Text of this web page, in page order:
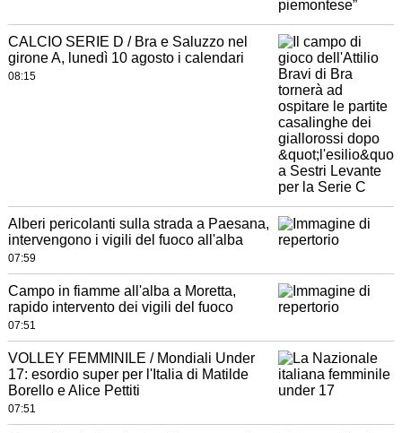
CALCIO SERIE D / Bra e Saluzzo nel
girone A, lunedì 10 agosto i calendari
08:15
Alberi pericolanti sulla strada a Paesana,
intervengono i vigili del fuoco all'alba
07:59
Campo in fiamme all'alba a Moretta,
rapido intervento dei vigili del fuoco
07:51
VOLLEY FEMMINILE / Mondiali Under
17: esordio super per l'Italia di Matilde
Borello e Alice Pettiti
07:51